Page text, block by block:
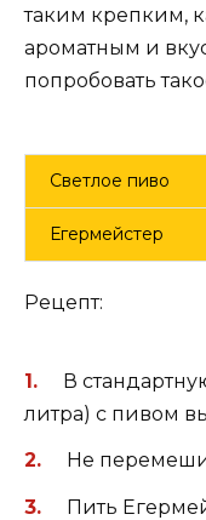
таким крепким,
ароматным и
попробовать
Светлое пиво
Егермейстер
Рецепт:
В
литра) с пивом
Не
Пить